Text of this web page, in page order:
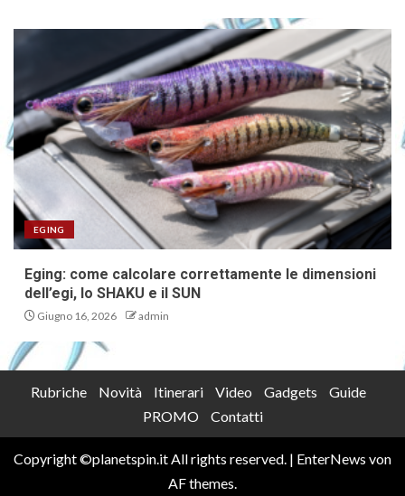
EGING
Eging: come calcolare correttamente le dimensioni
dell’egi, lo SHAKU e il SUN
Giugno 16, 2026 admin
Rubriche Novità Itinerari Video Gadgets
Guide
PROMO
Contatti
Copyright ©planetspin.it All rights reserved. | EnterNews von
AF themes.